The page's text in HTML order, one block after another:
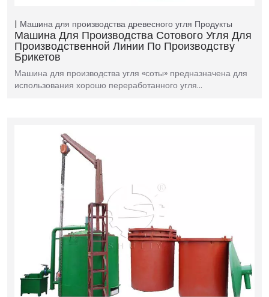
Машина для производства древесного угля Продукты
Машина Для Производства Сотового Угля Для
Производственной Линии По Производству
Брикетов
Машина для производства угля «соты» предназначена для
использования хорошо переработанного угля…